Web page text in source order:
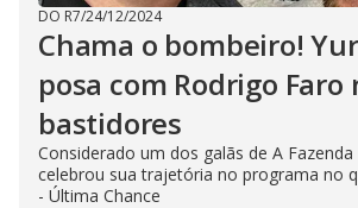
DO R7/24/12/2024
Chama o bombeiro!
posa com Rodrigo Faro
bastidores
Considerado um dos galãs de A
celebrou sua trajetória no programa no
- Última Chance